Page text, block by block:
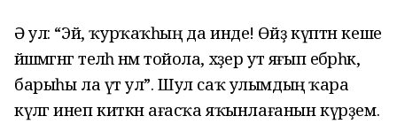
Ә ул: “Эй, ҡурҡаҡһың да инде! Өйҙә күптән кеше
йәшәмәгәнгә теләһә нәмә тойола, хәҙер ут яғып ебәрһәк,
барыһы ла үтә ул”. Шул саҡ улымдың ҡара
күләгә инеп киткән ағасҡа яҡынлағанын күрҙем.